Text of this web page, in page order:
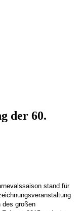
der 60.
stand für
des großen